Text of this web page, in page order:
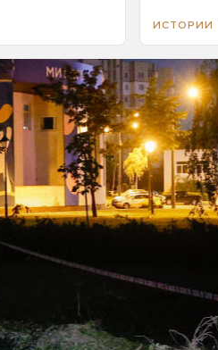
ИСТОРИИ